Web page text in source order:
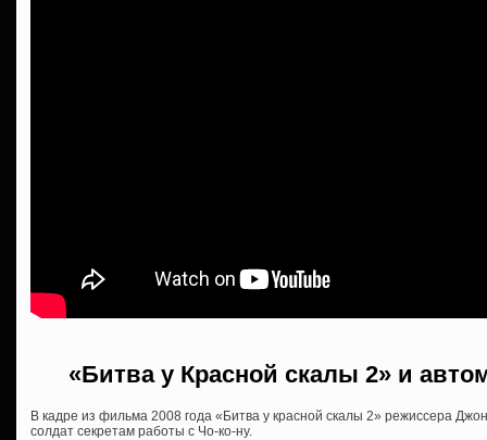
«Битва у Красной скалы 2» и
В кадре из фильма 2008 года «Битва у красной скалы 2» режиссера
солдат секретам работы с Чо-ко-ну.